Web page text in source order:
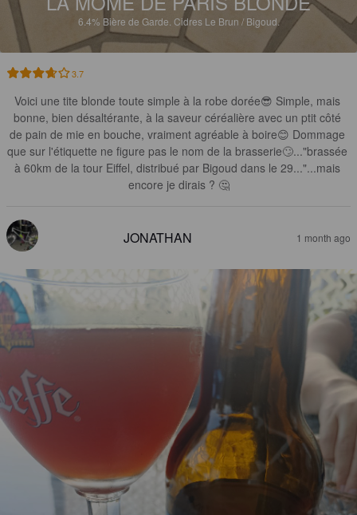
6.4% Bière de Garde. Cidres Le Brun / Bigoud.
3.7
Voici une tite blonde toute simple à la robe dorée😎 Simple, mais
bonne, bien désaltérante, à la saveur céréalière avec un ptit côté
de pain de mie en bouche, vraiment agréable à boire😊 Dommage
que sur l'étiquette ne figure pas le nom de la brasserie🙄..."brassée
à 60km de la tour Eiffel, distribué par Bigoud dans le 29..."...mais
encore je dirais ? 🤔
JONATHAN 1 month ago